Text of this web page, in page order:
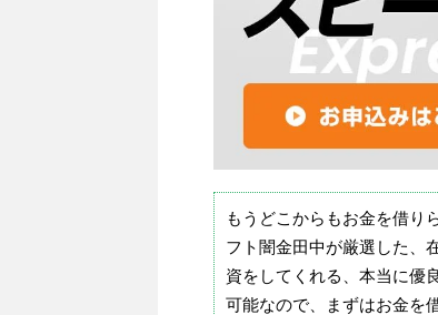
もうどこからもお金を借り
フト闇金田中が厳選した、
資をしてくれる、本当に優
可能なので、まずはお金を